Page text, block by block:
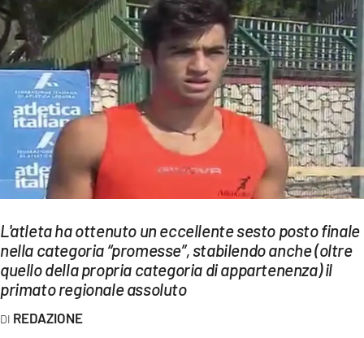
CULTURA
ECONOMIA E LAVORO
EVENTI
SPORT
Streaming
LAC NETWORK
LAC ONAIR
LaC
L'atleta ha ottenuto un eccellente sesto posto finale
nella categoria “promesse”, stabilendo anche (oltre
quello della propria categoria di appartenenza) il
primato regionale assoluto
REDAZIONE